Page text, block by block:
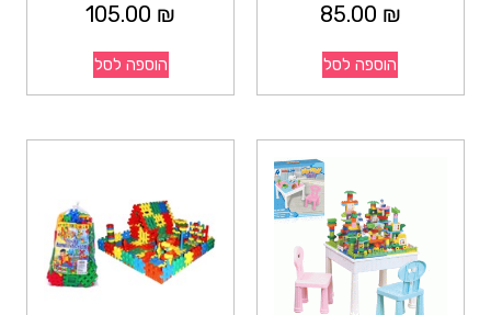
85.00 ₪
הוספה לסל
105.00 ₪
הוספה לסל